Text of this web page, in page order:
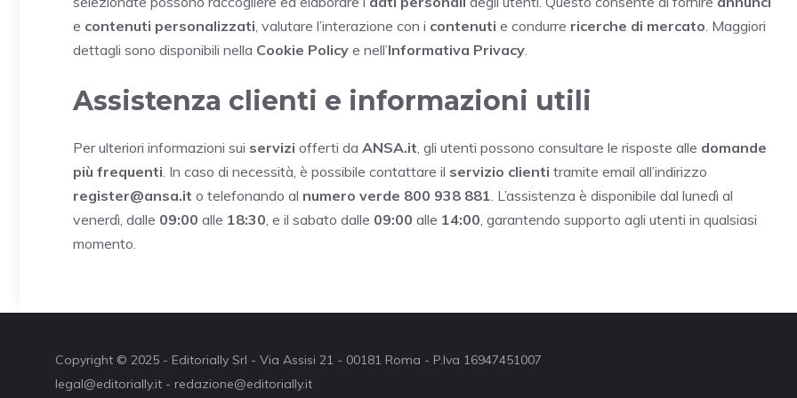
e contenuti personalizzati, valutare l’interazione con i contenuti e condurre ricerche di mercato. Maggiori
dettagli sono disponibili nella Cookie Policy e nell’Informativa Privacy.
Assistenza clienti e informazioni utili
Per ulteriori informazioni sui servizi offerti da ANSA.it, gli utenti possono consultare le risposte alle domande
più frequenti. In caso di necessità, è possibile contattare il servizio clienti tramite email all’indirizzo
register@ansa.it o telefonando al numero verde 800 938 881. L’assistenza è disponibile dal lunedì al
venerdì, dalle 09:00 alle 18:30, e il sabato dalle 09:00 alle 14:00, garantendo supporto agli utenti in qualsiasi
momento.
Copyright © 2025 - Editorially Srl - Via Assisi 21 - 00181 Roma - P.Iva 16947451007
legal@editorially.it - redazione@editorially.it